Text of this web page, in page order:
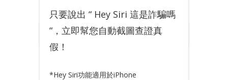
只要說出 “ Hey Siri 這是詐騙嗎
“，立即幫您自動截圖查證真
假！
*Hey Siri功能適用於iPhone